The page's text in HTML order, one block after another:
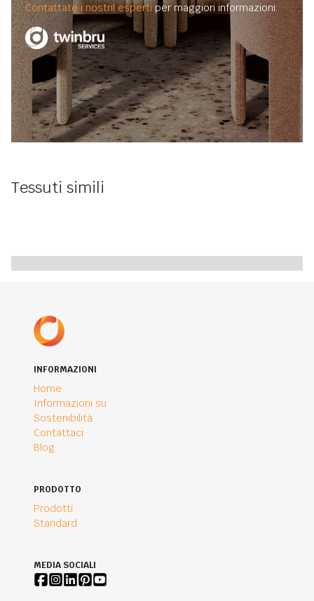
Contattate i nostril espertiper maggiori informazioni.
Tessuti simili
INFORMAZIONI
Home
Informazioni su
Sostenibilità
Contattaci
Blog
PRODOTTO
Prodotti
Standard
MEDIA SOCIALI